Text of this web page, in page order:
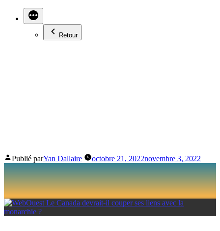
Retour
Publié parYan Dallaire octobre 21, 2022novembre 3, 2022